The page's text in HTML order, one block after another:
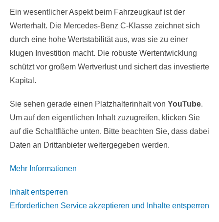
Ein wesentlicher Aspekt beim Fahrzeugkauf ist der
Werterhalt. Die Mercedes-Benz C-Klasse zeichnet sich
durch eine hohe Wertstabilität aus, was sie zu einer
klugen Investition macht. Die robuste Wertentwicklung
schützt vor großem Wertverlust und sichert das investierte
Kapital.
Sie sehen gerade einen Platzhalterinhalt von YouTube.
Um auf den eigentlichen Inhalt zuzugreifen, klicken Sie
auf die Schaltfläche unten. Bitte beachten Sie, dass dabei
Daten an Drittanbieter weitergegeben werden.
Mehr Informationen
Inhalt entsperren
Erforderlichen Service akzeptieren und Inhalte entsperren